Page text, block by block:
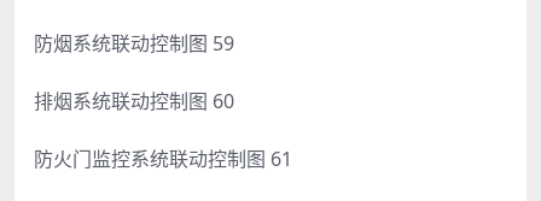
防烟系统联动控制图 59
排烟系统联动控制图 60
防火门监控系统联动控制图 61